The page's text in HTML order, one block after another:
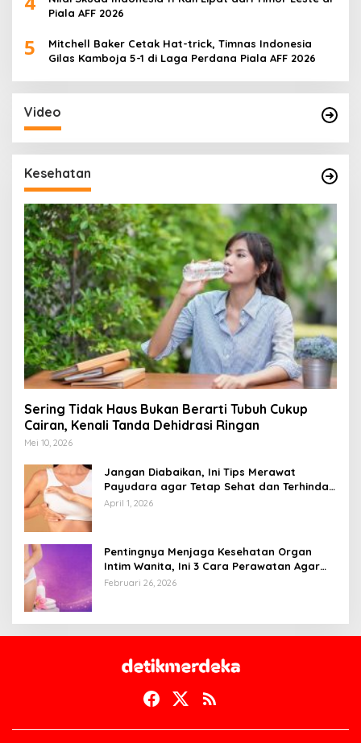
Piala AFF 2026
5
Mitchell Baker Cetak Hat-trick, Timnas Indonesia
Gilas Kamboja 5-1 di Laga Perdana Piala AFF 2026
Video
Kesehatan
Sering Tidak Haus Bukan Berarti Tubuh Cukup
Cairan, Kenali Tanda Dehidrasi Ringan
Mei 10, 2026
Jangan Diabaikan, Ini Tips Merawat
Payudara agar Tetap Sehat dan Terhindar
dari Risiko Penyakit
April 1, 2026
Pentingnya Menjaga Kesehatan Organ
Intim Wanita, Ini 3 Cara Perawatan Agar
Tetap Bersih
Februari 26, 2026